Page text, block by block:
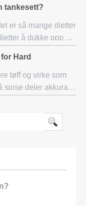
tankesett?
er så mange dietter
å dukke opp på
Hard
tøff og virke som
spise deler akkurat